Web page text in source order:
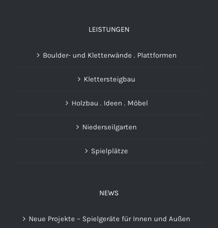
LEISTUNGEN
Boulder- und Kletterwände . Plattformen
Klettersteigbau
Holzbau . Ideen . Möbel
Niederseilgarten
Spielplätze
NEWS
Neue Projekte – Spielgeräte für Innen und Außen